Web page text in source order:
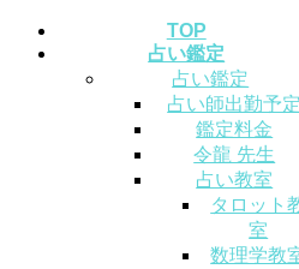
TOP
占い鑑定
占い鑑定
占い師出勤予定
鑑定料金
令龍 先生
占い教室
タロット
室
数理学教